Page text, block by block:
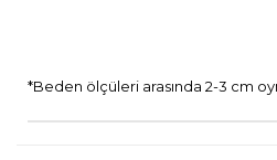
*Beden ölçüleri arasında 2-3 cm